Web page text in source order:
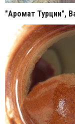
"Аромат Турции",